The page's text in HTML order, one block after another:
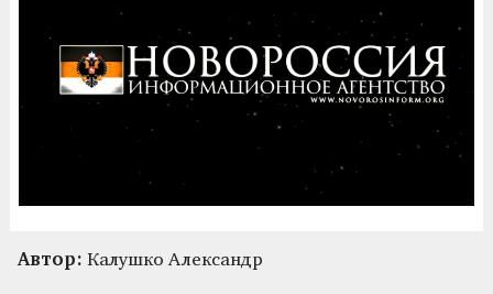
Автор: Калушко Александр